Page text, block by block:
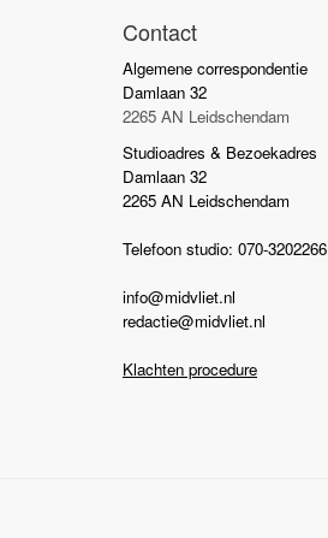
Contact
Algemene correspondentie
Damlaan 32
2265 AN Leidschendam
Studioadres & Bezoekadres
Damlaan 32
2265 AN Leidschendam
Telefoon studio: 070-3202266
info@midvliet.nl
redactie@midvliet.nl
Klachten procedure